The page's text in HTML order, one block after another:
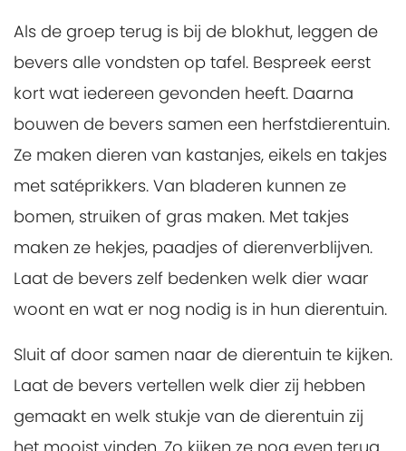
Als de groep terug is bij de blokhut, leggen de
bevers alle vondsten op tafel. Bespreek eerst
kort wat iedereen gevonden heeft. Daarna
bouwen de bevers samen een herfstdierentuin.
Ze maken dieren van kastanjes, eikels en takjes
met satéprikkers. Van bladeren kunnen ze
bomen, struiken of gras maken. Met takjes
maken ze hekjes, paadjes of dierenverblijven.
Laat de bevers zelf bedenken welk dier waar
woont en wat er nog nodig is in hun dierentuin.
Sluit af door samen naar de dierentuin te kijken.
Laat de bevers vertellen welk dier zij hebben
gemaakt en welk stukje van de dierentuin zij